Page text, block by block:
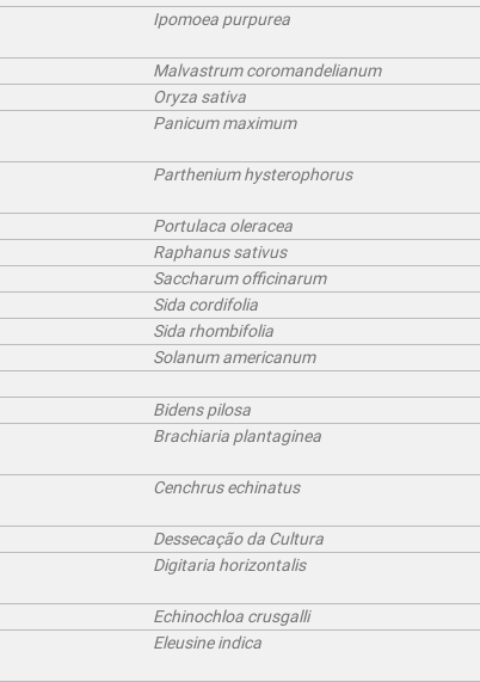
Ipomoea purpurea
Malvastrum coromandelianum
Oryza sativa
Panicum maximum
Parthenium hysterophorus
Portulaca oleracea
Raphanus sativus
Saccharum officinarum
Sida cordifolia
Sida rhombifolia
Solanum americanum
Bidens pilosa
Brachiaria plantaginea
Cenchrus echinatus
Dessecação da Cultura
Digitaria horizontalis
Echinochloa crusgalli
Eleusine indica